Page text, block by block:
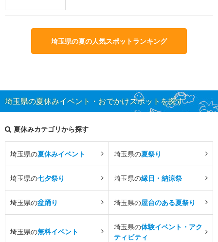
埼玉県の夏の人気スポットランキング
埼玉県の夏休みイベント・おでかけスポットを探す
夏休みカテゴリから探す
埼玉県の夏休みイベント 埼玉県の夏祭り
埼玉県の七夕祭り 埼玉県の縁日・納涼祭
埼玉県の盆踊り 埼玉県の屋台のある夏祭り
埼玉県の無料イベント
埼玉県の体験イベント・アク
ティビティ